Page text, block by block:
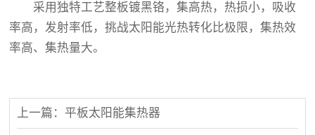
采用独特工艺整板镀黑铬，集高热，热损小，吸收
率高，发射率低，挑战太阳能光热转化比极限，集热效
率高、集热量大。
上一篇：平板太阳能集热器